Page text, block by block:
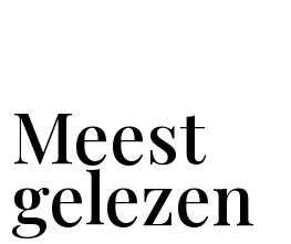
Meest
gelezen